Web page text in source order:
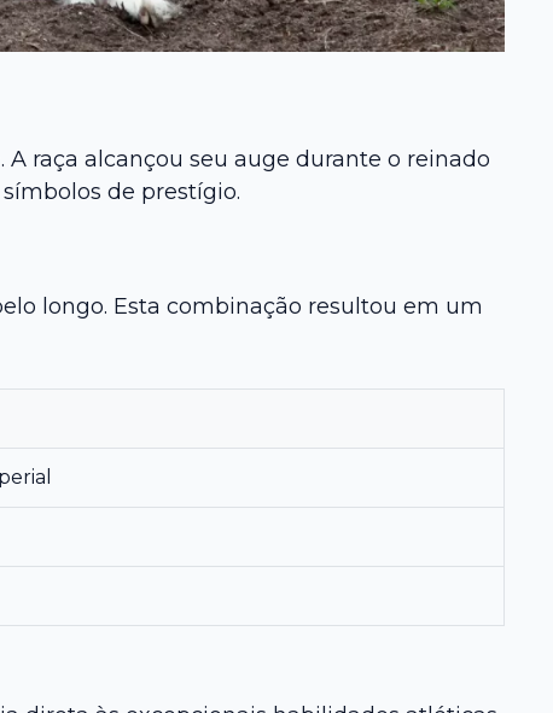
raça alcançou seu auge durante o reinado
de prestígio.
longo. Esta combinação resultou em um